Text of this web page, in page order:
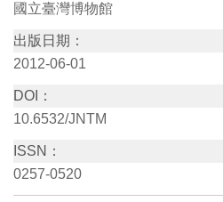
覽
資
訊
教
育
活
動
國立臺灣博物館
出版日期：
2012-06-01
DOI：
10.6532/JNTM
ISSN：
0257-0520